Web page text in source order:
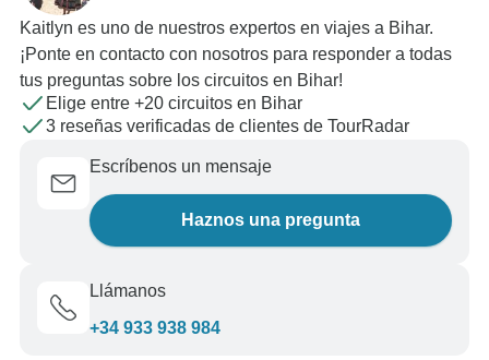
Kaitlyn es uno de nuestros expertos en viajes a Bihar.
¡Ponte en contacto con nosotros para responder a todas
tus preguntas sobre los circuitos en Bihar!
Elige entre +20 circuitos en Bihar
3 reseñas verificadas de clientes de TourRadar
Escríbenos un mensaje
Haznos una pregunta
Llámanos
+34 933 938 984